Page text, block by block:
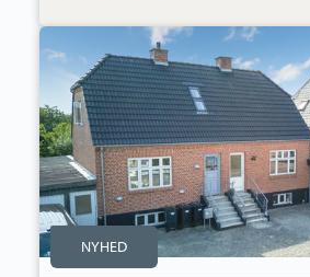
Fredenslundsvej
5500
Middelfart
NYHED